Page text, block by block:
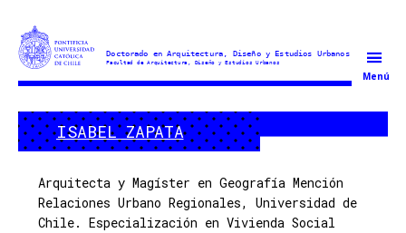
Doctorado
Arquitectura
y
Estudios
Menú
ISABEL ZAPATA
Arquitecta y Magíster en Geografía Mención
Relaciones Urbano Regionales, Universidad de
Chile. Especialización en Vivienda Social